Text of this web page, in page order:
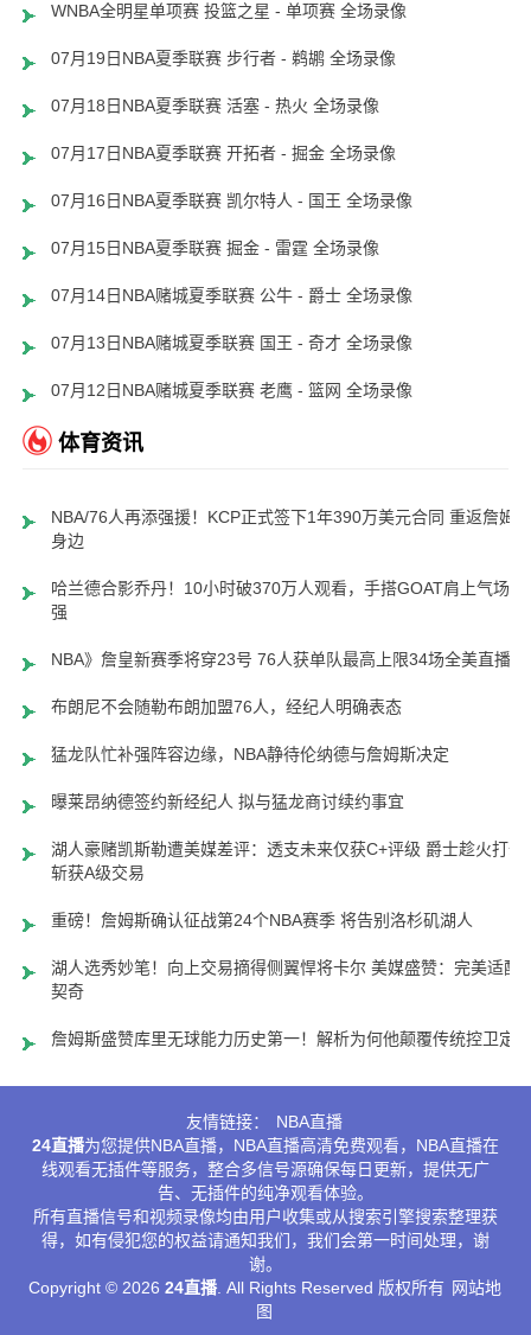
WNBA全明星单项赛 投篮之星 - 单项赛 全场录像
07月19日NBA夏季联赛 步行者 - 鹈鹕 全场录像
07月18日NBA夏季联赛 活塞 - 热火 全场录像
07月17日NBA夏季联赛 开拓者 - 掘金 全场录像
07月16日NBA夏季联赛 凯尔特人 - 国王 全场录像
07月15日NBA夏季联赛 掘金 - 雷霆 全场录像
07月14日NBA赌城夏季联赛 公牛 - 爵士 全场录像
07月13日NBA赌城夏季联赛 国王 - 奇才 全场录像
07月12日NBA赌城夏季联赛 老鹰 - 篮网 全场录像
体育资讯
NBA/76人再添强援！KCP正式签下1年390万美元合同 重返詹姆斯
身边
哈兰德合影乔丹！10小时破370万人观看，手搭GOAT肩上气场超
强
NBA》詹皇新赛季将穿23号 76人获单队最高上限34场全美直播
布朗尼不会随勒布朗加盟76人，经纪人明确表态
猛龙队忙补强阵容边缘，NBA静待伦纳德与詹姆斯决定
曝莱昂纳德签约新经纪人 拟与猛龙商讨续约事宜
湖人豪赌凯斯勒遭美媒差评：透支未来仅获C+评级 爵士趁火打劫
斩获A级交易
重磅！詹姆斯确认征战第24个NBA赛季 将告别洛杉矶湖人
湖人选秀妙笔！向上交易摘得侧翼悍将卡尔 美媒盛赞：完美适配
契奇
詹姆斯盛赞库里无球能力历史第一！解析为何他颠覆传统控卫定义
友情链接：
NBA直播
24直播为您提供NBA直播，NBA直播高清免费观看，NBA直播在
线观看无插件等服务，整合多信号源确保每日更新，提供无广
告、无插件的纯净观看体验。
所有直播信号和视频录像均由用户收集或从搜索引擎搜索整理获
得，如有侵犯您的权益请通知我们，我们会第一时间处理，谢
谢。
Copyright © 202624直播 . All Rights Reserved 版权所有 网站地
图